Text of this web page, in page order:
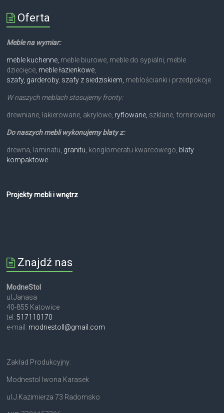
Oferta
Meble na wymiar:
meble kuchenne, meble biurowe, meble do sypialni, meble
dziecięce, meble łazienkowe,
szafy, garderoby, szafy z siedziskiem, meblościanki i przedpokoje
W naszych meblach stosujemy fronty:
drewniane, lakierowane, akrylowe, ryflowane, szklane, fornirowane
Do naszych mebli wykonujemy blaty z:
drewna, laminatu, granitu, konglomeratu kwarcowego, blaty
kompaktowe
Projekty mebli i wnętrz
Znajdź nas
ModneStol
ul.Janasa
40-855 Katowice
tel. 517110170
e-mail: modnestoll@gmail.com
Zakład Produkcyjny:
Modnestol Iwona Karasek
ul.J.Kazimierza 73 Radomsko